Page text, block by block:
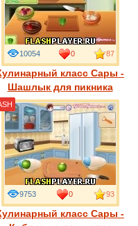
класс Сары -
Шашлык для пикника
10054 0 87
класс Сары -
9753 0 93